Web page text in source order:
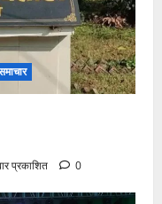
प्रकाशित 0